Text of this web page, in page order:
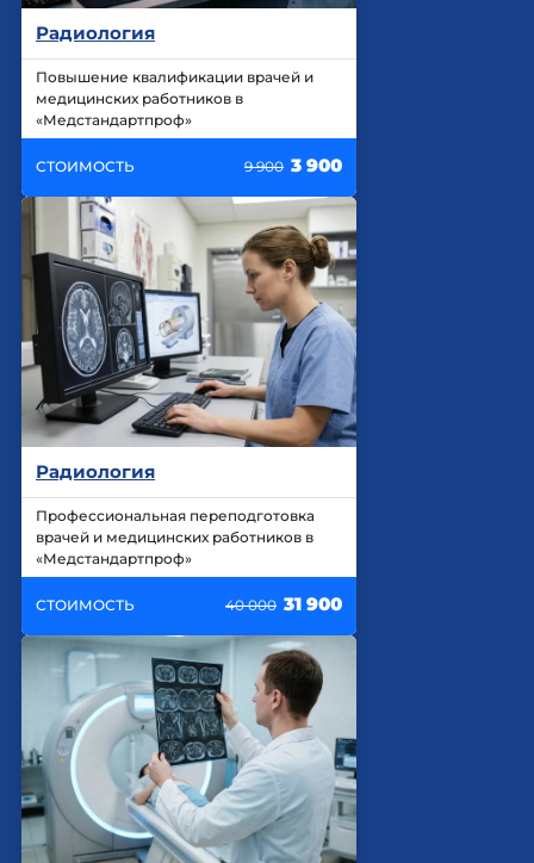
Радиология
Повышение квалификации врачей и
медицинских работников в
«Медстандартпроф»
СТОИМОСТЬ 9 900 3 900
Радиология
Профессиональная переподготовка
врачей и медицинских работников в
«Медстандартпроф»
СТОИМОСТЬ 40 000 31 900